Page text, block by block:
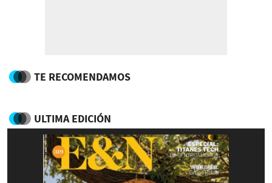
TE RECOMENDAMOS
ULTIMA EDICIÓN